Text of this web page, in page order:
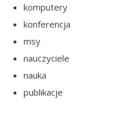
komputery
konferencja
msy
nauczyciele
nauka
publikacje